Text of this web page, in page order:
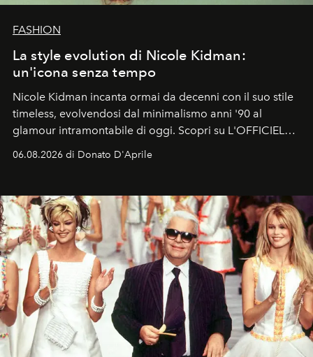
FASHION
La style evolution di Nicole Kidman:
un'icona senza tempo
Nicole Kidman incanta ormai da decenni con il suo stile
timeless, evolvendosi dal minimalismo anni '90 al
glamour intramontabile di oggi. Scopri su L'OFFICIEL
Italia la sua style evolution.
06.08.2026 di Donato D'Aprile